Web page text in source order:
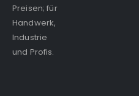
Preisen; für
Handwerk,
Industrie
und Profis.